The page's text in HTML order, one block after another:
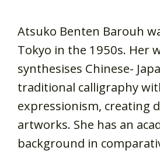
Atsuko Benten Barouh
Tokyo in the 1950s. Her
synthesises Chinese-
traditional calligraphy
expressionism, creating
artworks. She has an
background in